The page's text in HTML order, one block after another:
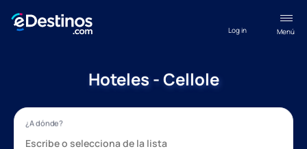
Menú
Log in
Hoteles - Cellole